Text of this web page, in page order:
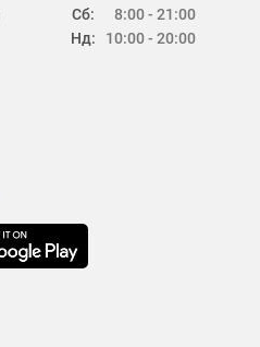
Сб:
Нд:
8:00 - 21:00
10:00 - 20:00